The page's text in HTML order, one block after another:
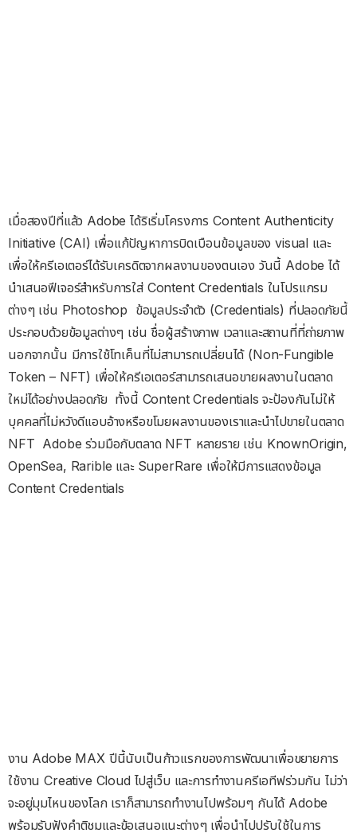
เมื่อสองปีที่แล้ว Adobe ได้ริเริ่มโครงการ Content Authenticity
Initiative (CAI) เพื่อแก้ปัญหาการบิดเบือนข้อมูลของ visual และ
เพื่อให้ครีเอเตอร์ได้รับเครดิตจากผลงานของตนเอง วันนี้ Adobe ได้
นำเสนอฟีเจอร์สำหรับการใส่ Content Credentials ในโปรแกรม
ต่างๆ เช่น Photoshop ข้อมูลประจำตัว (Credentials) ที่ปลอดภัยนี้
ประกอบด้วยข้อมูลต่างๆ เช่น ชื่อผู้สร้างภาพ เวลาและสถานที่ที่ถ่ายภาพ
นอกจากนั้น มีการใช้โทเค็นที่ไม่สามารถเปลี่ยนได้ (Non-Fungible
Token – NFT) เพื่อให้ครีเอเตอร์สามารถเสนอขายผลงานในตลาด
ใหม่ได้อย่างปลอดภัย ทั้งนี้ Content Credentials จะป้องกันไม่ให้
บุคคลที่ไม่หวังดีแอบอ้างหรือขโมยผลงานของเราและนำไปขายในตลาด
NFT Adobeร่วมมือกับตลาด NFT หลายราย เช่น KnownOrigin,
OpenSea, Rarible และ SuperRare เพื่อให้มีการแสดงข้อมูล
Content Credentials
งาน Adobe MAX ปีนี้นับเป็นก้าวแรกของการพัฒนาเพื่อขยายการ
ใช้งาน Creative Cloud ไปสู่เว็บ และการทำงานครีเอทีฟร่วมกัน ไม่ว่า
จะอยู่มุมไหนของโลก เราก็สามารถทำงานไปพร้อมๆ กันได้ Adobe
พร้อมรับฟังคำติชมและข้อเสนอแนะต่างๆ เพื่อนำไปปรับใช้ในการ